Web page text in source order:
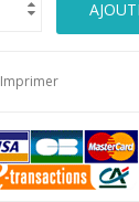
Imprimer